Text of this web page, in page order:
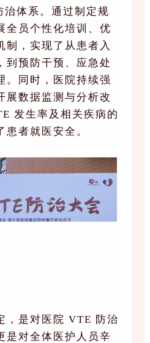
治体系。通过制定规
全员个性化培训、优
制，实现了从患者入
到预防干预、应急处
。同时，医院持续强
展数据监测与分析改
发生率及相关疾病的
者就医安全。
，是对医院 VTE 防治
是对全体医护人员辛